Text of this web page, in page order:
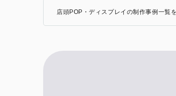
店頭POP・ディスプレイの制作事例一覧